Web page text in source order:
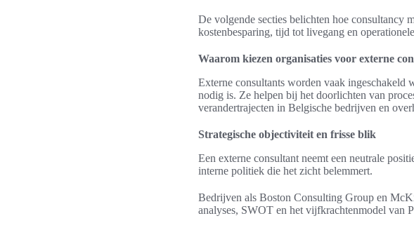
De volgende secties belichten hoe consultancy
kostenbesparing, tijd tot livegang en
Waarom kiezen organisaties voor externe
Externe consultants worden vaak ingeschakeld
nodig is. Ze helpen bij het doorlichten van
verandertrajecten in Belgische bedrijven en
Strategische objectiviteit en frisse blik
Een externe consultant neemt een neutrale
interne politiek die het zicht belemmert.
Bedrijven als Boston Consulting Group en
analyses, SWOT en het vijfkrachtenmodel van